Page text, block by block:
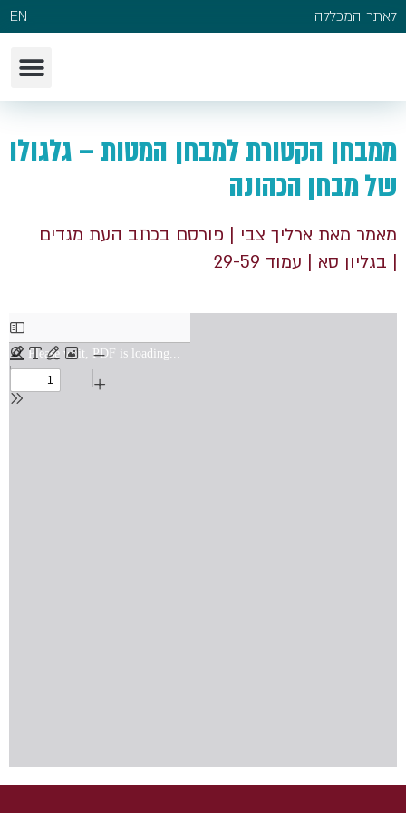
לאתר המכללה EN
ממבחן הקטורת למבחן המטות – גלגולו
של מבחן הכהונה
מאמר מאת ארליך צבי | פורסם בכתב העת מגדים
| בגליון סא | עמוד 29-59